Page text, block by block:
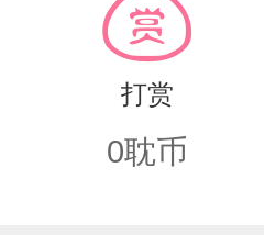
打赏
0耽币